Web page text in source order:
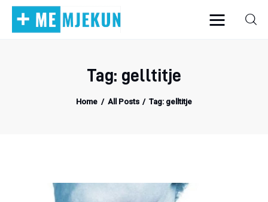
Tag: gelltitje
Home All Posts Tag: gelltitje